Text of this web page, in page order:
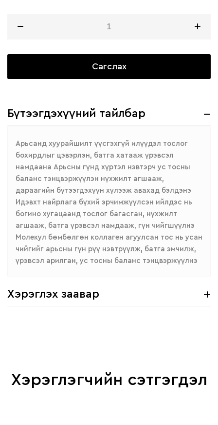
Сагслах
Бүтээгдэхүүний тайлбар
Арьсанд хуурайшилт үүсгэхгүй илүүдэл тослог
бохирдлыг цэвэрлэн, батга хатааж үрэвсэл
намдаана Арьсны гүнд хүртэл нэвтэрч ус тосны
баланс тэнцвэржүүлэн нүхжилт агшааж,
дараагийн бүтээгдэхүүн хүлээж авахад бэлдэнэ
Идэвхт найрлага бүхий эрчимжүүлсэн ийлдэс нь
богино хугацаанд тослог багасган, нүхжилт
агшааж, батга үрэвсэл намдааж, гүн чийгшүүлнэ
Молекул бөмбөлгөн коллаген агуулсан тос нь усан
чийгийг арьсны гүн рүү нэвтрүүлж, батга эмчилж,
үрэвсэл арилган, ус тосны баланс тэнцвэржүүлнэ
Хэрэглэх заавар
Хэрэглэгчийн сэтгэгдэл